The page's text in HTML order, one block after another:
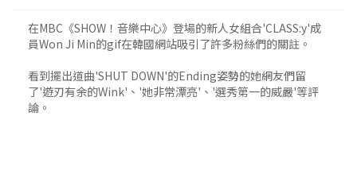
在MBC《SHOW！音樂中心》登場的新人女組合'CLASS:y'成
員Won Ji Min的gif在韓國網站吸引了許多粉絲們的關註。
看到擺出道曲'SHUT DOWN'的Ending姿勢的她網友們留
了'遊刃有余的Wink'、'她非常漂亮'、'選秀第一的威嚴'等評
論。